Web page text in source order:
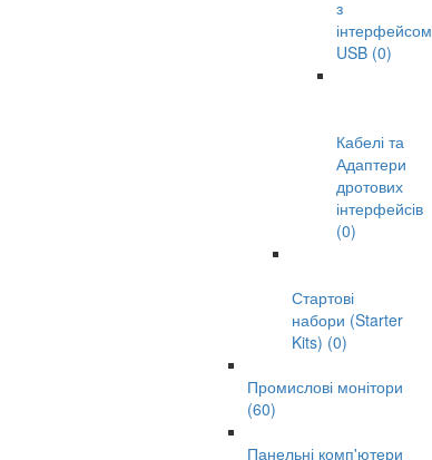
з
інтерфейсом
USB (0)
Кабелі та
Адаптери
дротових
інтерфейсів
(0)
Стартові
набори (Starter
Kits) (0)
Промислові монітори
(60)
Панельні комп'ютери